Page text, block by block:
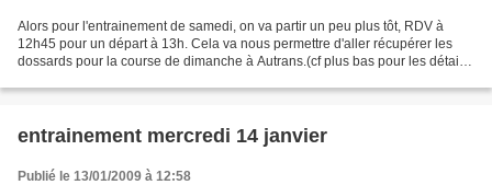
Alors pour l'entrainement de samedi, on va partir un peu plus tôt, RDV à
12h45 pour un départ à 13h. Cela va nous permettre d'aller récupérer les
dossards pour la course de dimanche à Autrans.(cf plus bas pour les détails)
entrainement mercredi 14 janvier
Publié le 13/01/2009 à 12:58